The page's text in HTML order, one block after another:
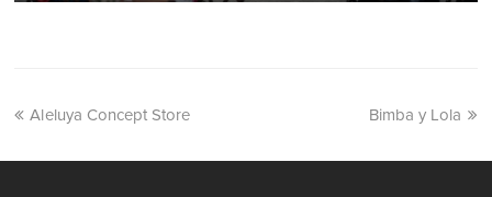
Aleluya Concept Store Bimba y Lola